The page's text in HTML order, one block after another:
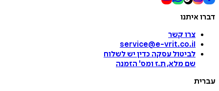
דברו איתנו
צרו קשר
service@e-vrit.co.il
לביטול עסקה כדין יש לשלוח
שם מלא, ת.ז ומס' הזמנה
עברית